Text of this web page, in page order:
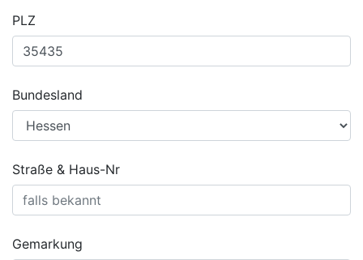
PLZ
Bundesland
Straße & Haus-Nr
Gemarkung